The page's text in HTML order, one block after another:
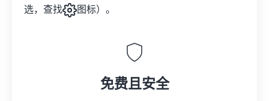
选，查找
图标）。
免费且安全